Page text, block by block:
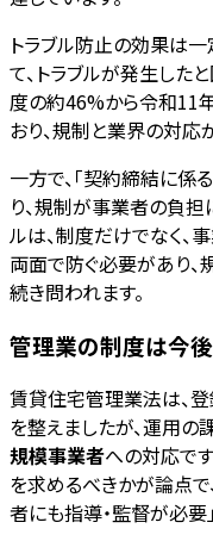
トラブル防止の効果は
て、トラブルが発生し
度の約46%から令和11
おり、規制と業界の対応
一方で、「契約締結に係
り、規制が事業者の負担
ルは、制度だけでなく
両面で防ぐ必要があり
続き問われます。
管理業の制度は今
賃貸住宅管理業法は、
を整えましたが、運用の
規模事業者への対応で
を求めるべきかが論点
者にも指導・監督が必要